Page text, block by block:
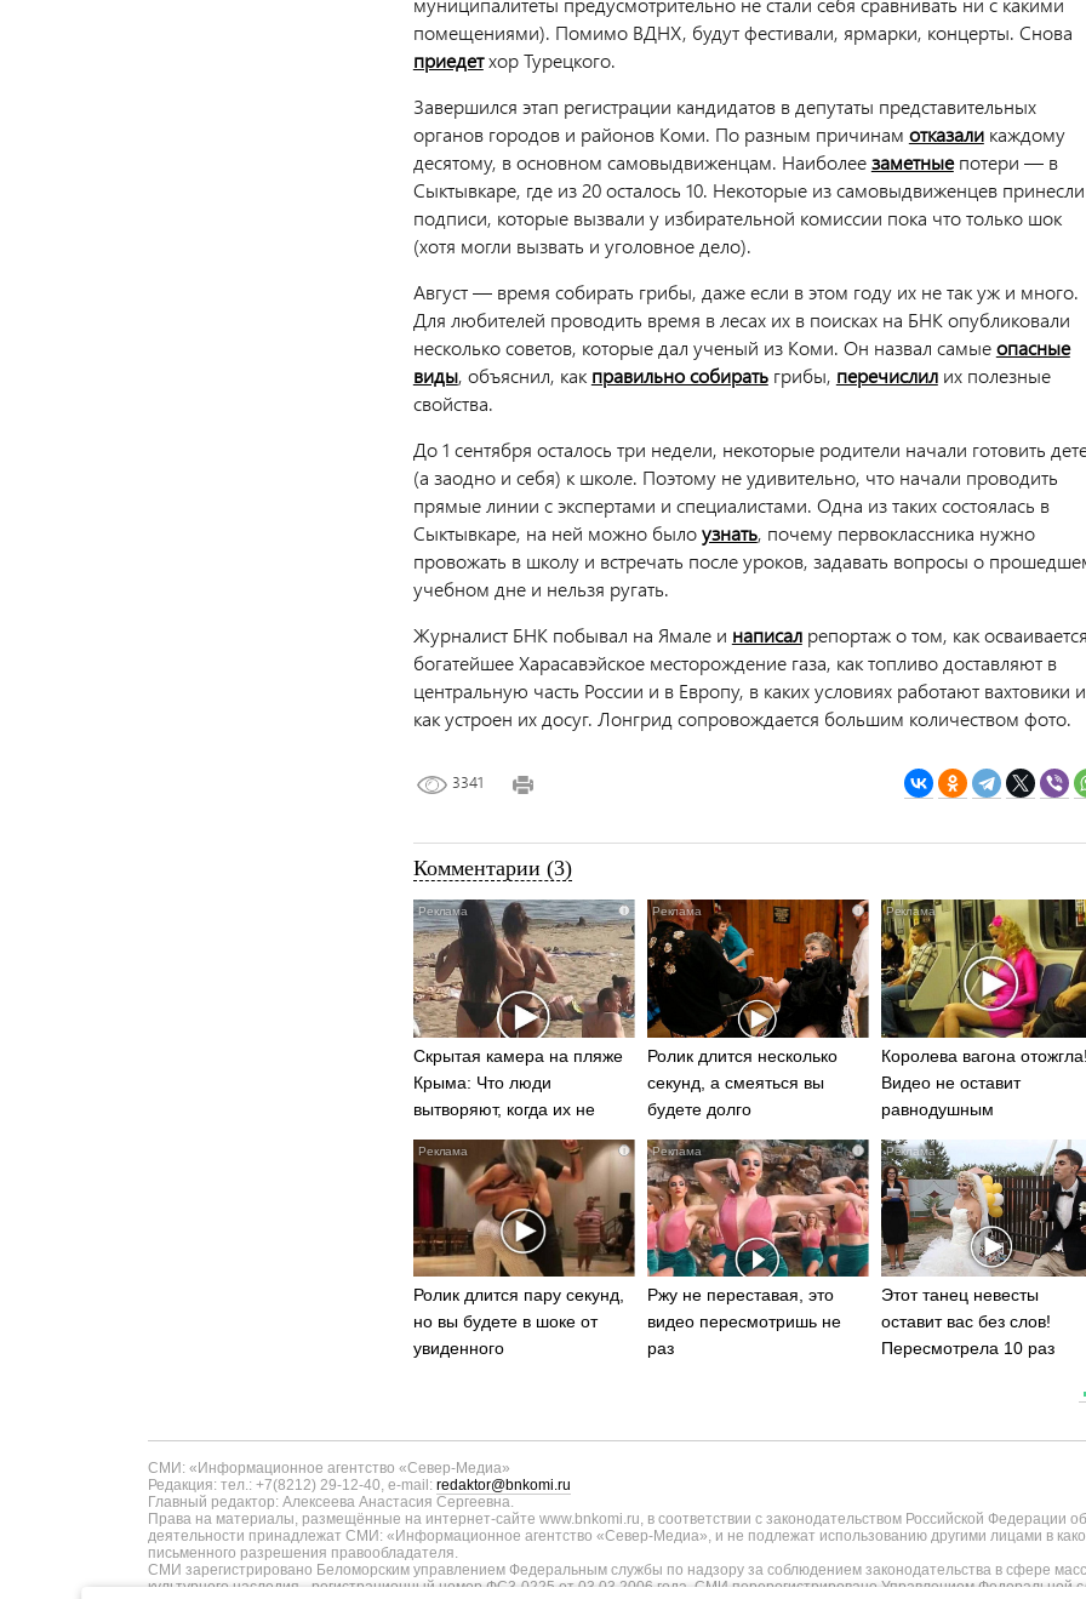
помещениями). Помимо ВДНХ, будут фестивали, ярмарки, концерты. Снова
приедетхор Турецкого.
Завершился этап регистрации кандидатов в депутаты представительных
органов городов и районов Коми. По разным причинам отказаликаждому
десятому, в основном самовыдвиженцам. Наиболеезаметныепотери — в
Сыктывкаре, где из 20 осталось 10. Некоторые из самовыдвиженцев принесли
подписи, которые вызвали у избирательной комиссии пока что только шок
(хотя могли вызвать и уголовное дело).
Август — время собирать грибы, даже если в этом году их не так уж и много.
Для любителей проводить время в лесах их в поисках на БНК опубликовали
несколько советов, которые дал ученый из Коми. Он назвал самыеопасные
виды, объяснил, как правильно собиратьгрибы, перечислилих полезные
свойства.
До 1 сентября осталось три недели, некоторые родители начали готовить
(а заодно и себя) к школе. Поэтому не удивительно, что начали проводить
прямые линии с экспертами и специалистами. Одна из таких состоялась в
Сыктывкаре, на ней можно былоузнать, почему первоклассника нужно
провожать в школу и встречать после уроков, задавать вопросы о
учебном дне и нельзя ругать.
Журналист БНК побывал на Ямале и написалрепортаж о том, как
богатейшее Харасавэйское месторождение газа, как топливо доставляют в
центральную часть России и в Европу, в каких условиях работают вахтовики и
как устроен их досуг. Лонгрид сопровождается большим количеством фото.
3341
Комментарии (3)
i
Скрытая камера на пляже
Крыма: Что люди
вытворяют, когда их не
видят...
i
Ролик длится несколько
секунд, а смеяться вы
будете долго
Королева вагона
Видео не оставит
равнодушным
i
Ролик длится пару секунд,
но вы будете в шоке от
увиденного
i
Ржу не переставая, это
видео пересмотришь не
раз
Этот танец невесты
оставит вас без слов!
Пересмотрела 10 раз
СМИ: «Информационное агентство «Север-Медиа»
Редакция: тел.: +7(8212) 29-12-40, e-mail: redaktor@bnkomi.ru
Главный редактор: Алексеева Анастасия Сергеевна.
Права на материалы, размещённые на интернет-сайте www.bnkomi.ru, в соответствии с законодательством Российской Федерации
деятельности принадлежат СМИ: «Информационное агентство «Север-Медиа», и не подлежат использованию другими лицами в
письменного разрешения правообладателя.
СМИ зарегистрировано Беломорским управлением Федеральным службы по надзору за соблюдением законодательства в сфере
культурного наследия - регистрационный номер ФС3-0225 от 03.03.2006 года. СМИ перерегистрировано Управлением Федеральной